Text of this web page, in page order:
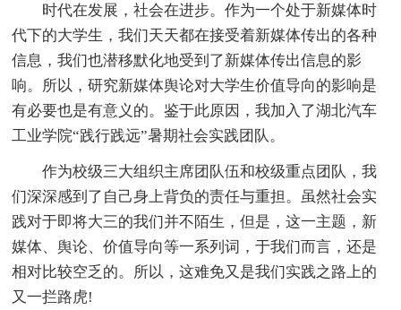
时代在发展，社会在进步。作为一个处于新媒体时
代下的大学生，我们天天都在接受着新媒体传出的各种
信息，我们也潜移默化地受到了新媒体传出信息的影
响。所以，研究新媒体舆论对大学生价值导向的影响是
有必要也是有意义的。鉴于此原因，我加入了湖北汽车
工业学院“践行践远”暑期社会实践团队。
作为校级三大组织主席团队伍和校级重点团队，我
们深深感到了自己身上背负的责任与重担。虽然社会实
践对于即将大三的我们并不陌生，但是，这一主题，新
媒体、舆论、价值导向等一系列词，于我们而言，还是
相对比较空乏的。所以，这难免又是我们实践之路上的
又一拦路虎!